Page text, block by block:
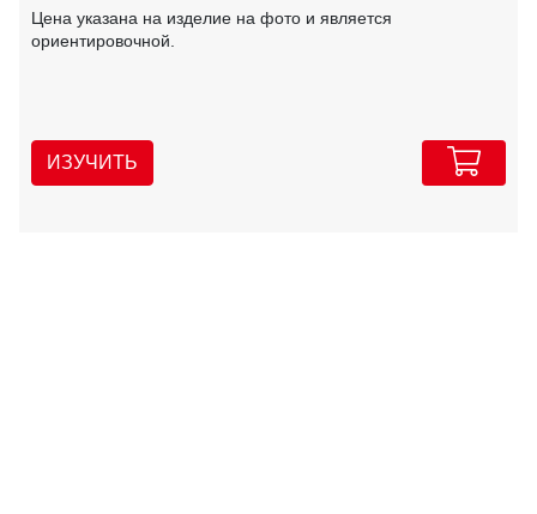
Цена указана на изделие на фото и является
ориентировочной.
ИЗУЧИТЬ